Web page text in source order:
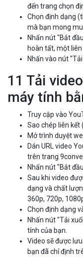
đến trang chọn
Chọn định dạng
mà bạn mong
Nhấn nút "Bắt
hoàn tất, một liên
Nhấn vào nút
11 Tải
máy tính
Truy cập vào
Sao chép liên kết
Mở trình duyệt
Dán URL video
trên trang
Nhấn nút "Bắt
Sau khi video
dạng và chất
360p, 720p,
Chọn định dạng
Nhấn nút "Tải
tính của bạn.
Video sẽ được
bạn đã chỉ định